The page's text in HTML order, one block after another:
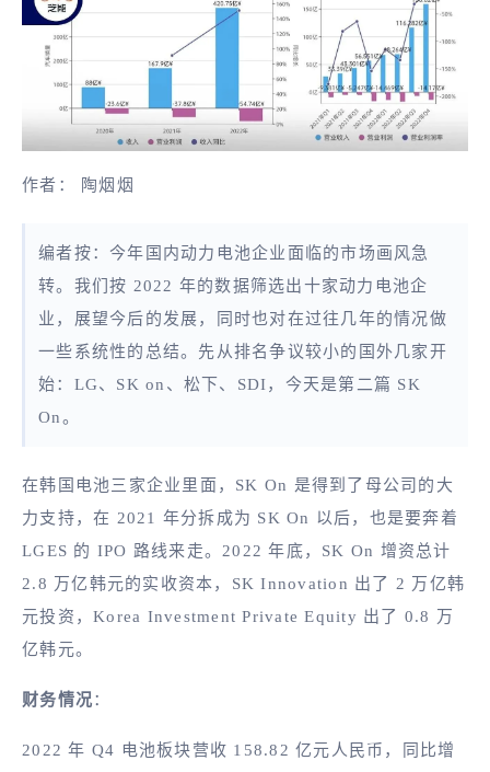
作者： 陶烟烟
编者按：今年国内动力电池企业面临的市场画风急
转。我们按 2022 年的数据筛选出十家动力电池企
业，展望今后的发展，同时也对在过往几年的情况做
一些系统性的总结。先从排名争议较小的国外几家开
始：LG、SK on、松下、SDI，今天是第二篇 SK
On。
在韩国电池三家企业里面，SK On 是得到了母公司的大
力支持，在 2021 年分拆成为 SK On 以后，也是要奔着
LGES 的 IPO 路线来走。2022 年底，SK On 增资总计
2.8 万亿韩元的实收资本，SK Innovation 出了 2 万亿韩
元投资，Korea Investment Private Equity 出了 0.8 万
亿韩元。
财务情况：
2022 年 Q4 电池板块营收 158.82 亿元人民币，同比增